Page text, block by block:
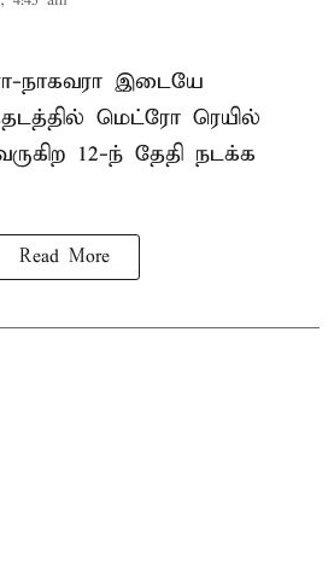
நாகவரா இடையே
மெட்ரோ ரெயில்
12-ந் தேதி நடக்க
Read More